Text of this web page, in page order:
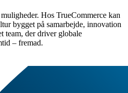
Hos TrueCommerce kan
bygget på samarbejde, innovation
team, der driver globale
– fremad.